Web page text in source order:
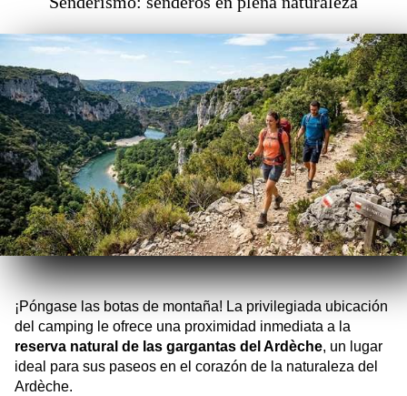
¡Póngase las botas de montaña! La privilegiada ubicación
del camping le ofrece una proximidad inmediata a la
reserva natural de las gargantas del Ardèche, un lugar
ideal para sus paseos en el corazón de la naturaleza del
Ardèche.